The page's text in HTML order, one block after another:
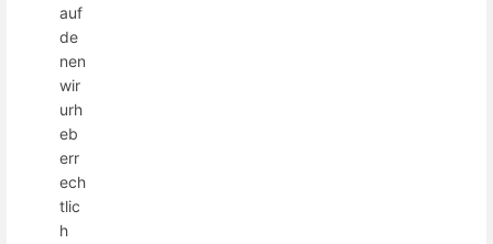
auf
de
nen
wir
urh
eb
err
ech
tlic
h